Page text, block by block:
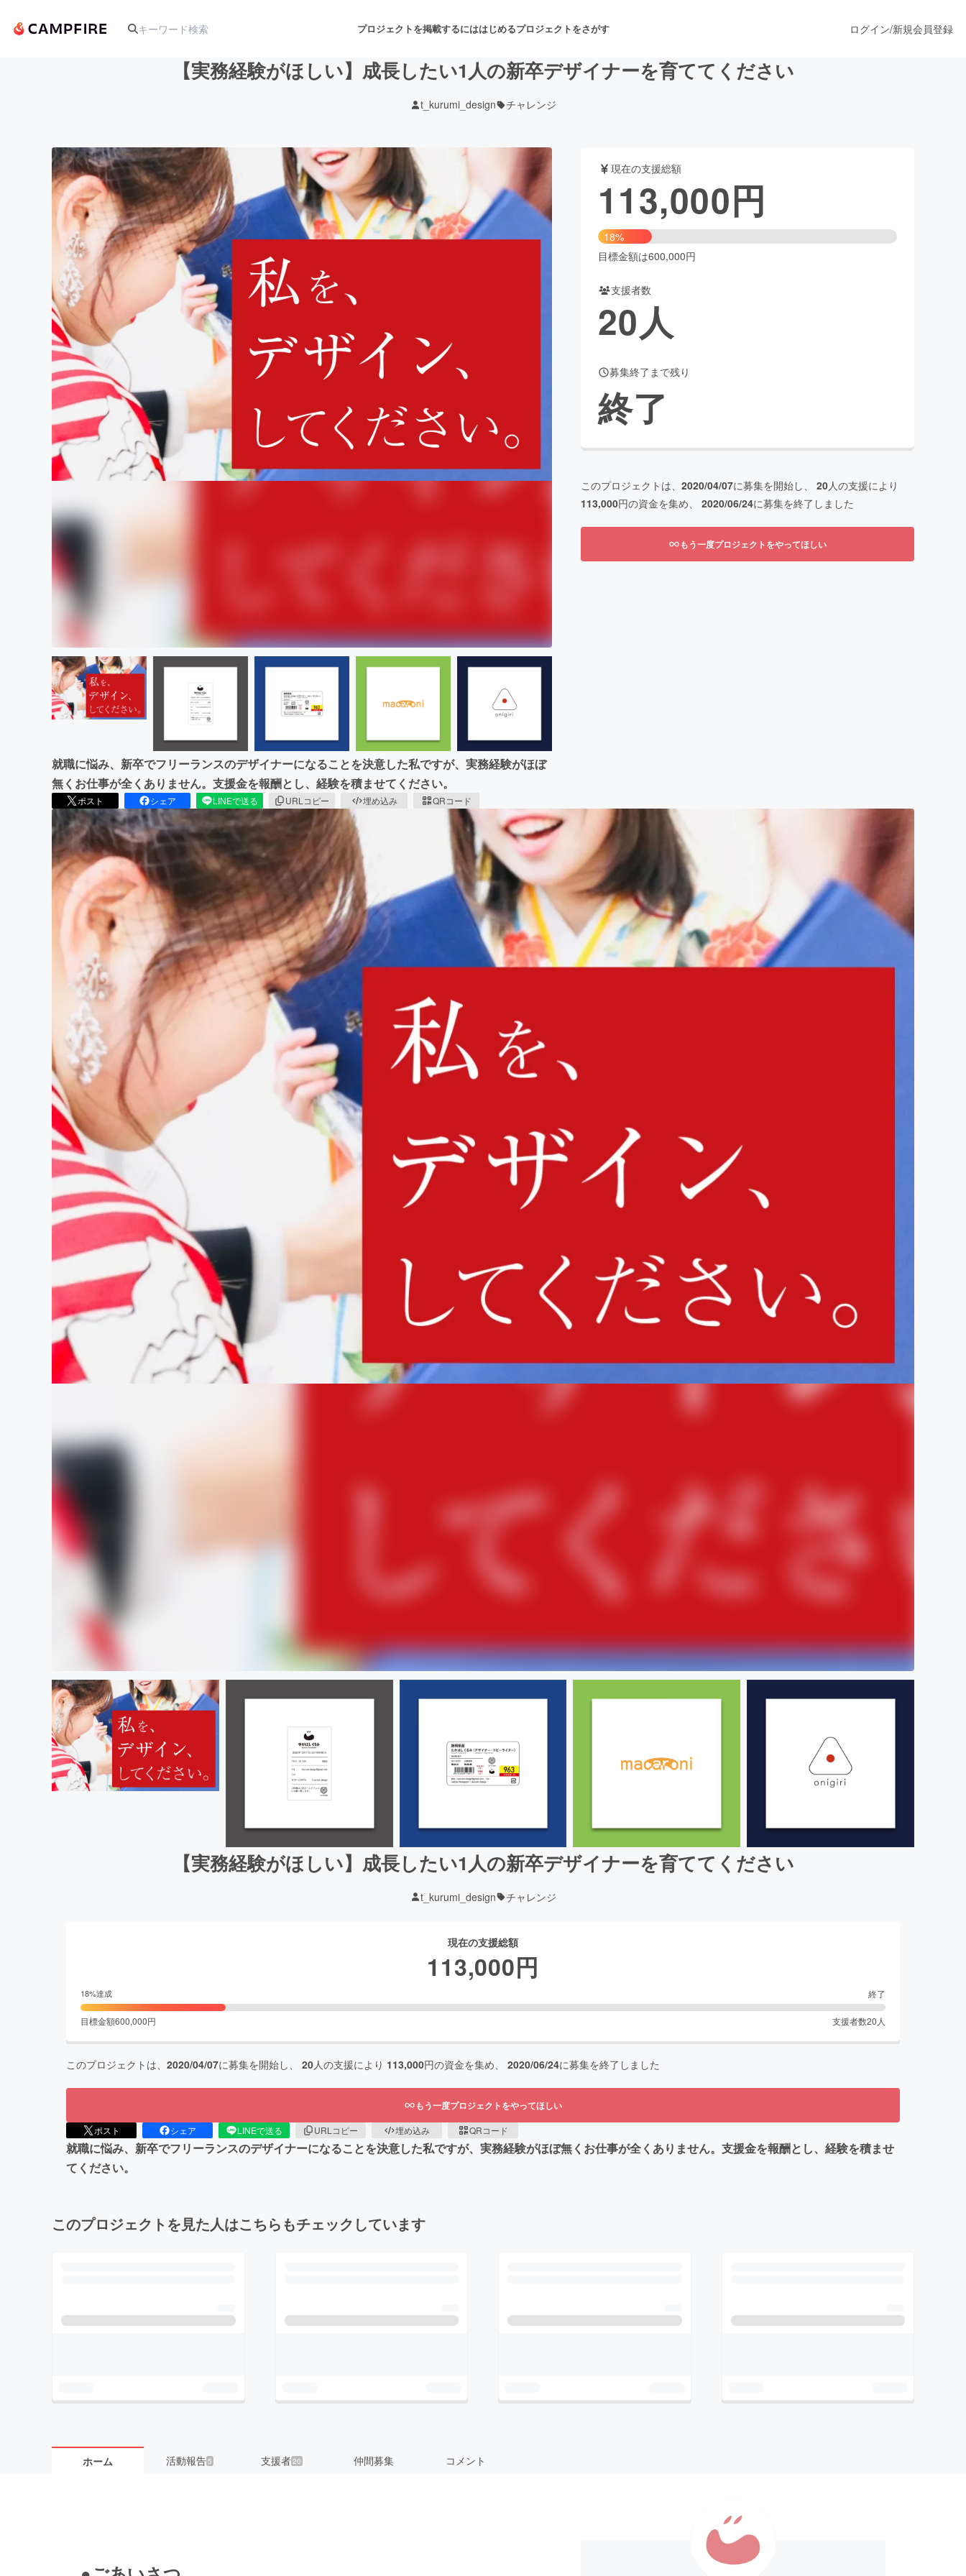
プロジェクトを掲載するにははじめるプロジェクトをさがす
アート・写真 音楽 舞台・パフォーマンス
テクノロジー・ガジェット ゲーム・サービス開発 フード・飲食店 ファッション
映像・映画
ビジネス・起業 チャレンジ ビューティー・ヘルスケア
まちづくり・地域活性化
CAMPFIRE for Social Good
ログイン/新規会員登録
【実務経験がほしい】成長したい1人の新卒デザイナーを育ててください
t_kurumi_design チャレンジ
就職に悩み、新卒でフリーランスのデザイナーになることを決意した私ですが、実務経験がほぼ
無くお仕事が全くありません。支援金を報酬とし、経験を積ませてください。
ポスト シェア LINEで送る URLコピー 埋め込み QRコード
現在の支援総額
113,000円
18%
目標金額は600,000円
支援者数
20人
募集終了まで残り
終了
このプロジェクトは、 2020/04/07に募集を開始し、 20人の支援により
113,000円の資金を集め、 2020/06/24に募集を終了しました
もう一度プロジェクトをやってほしい
【実務経験がほしい】成長したい1人の新卒デザイナーを育ててください
t_kurumi_design チャレンジ
現在の支援総額
113,000円
18%達成 終了
目標金額600,000円 支援者数20 人
このプロジェクトは、 2020/04/07に募集を開始し、 20人の支援により 113,000円の資金を集め、 2020/06/24に募集を終了しました
もう一度プロジェクトをやってほしい
ポスト シェア LINEで送る URLコピー 埋め込み QRコード
就職に悩み、新卒でフリーランスのデザイナーになることを決意した私ですが、実務経験がほぼ無くお仕事が全くありません。支援金を報酬とし、経験を積ませ
てください。
このプロジェクトを見た人はこちらもチェックしています
ホーム 活動報告5 支援者20 仲間募集 コメント